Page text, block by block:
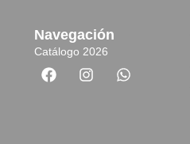
Navegación
Catálogo 2026